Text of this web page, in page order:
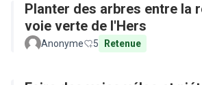
Planter des arbres entre la
voie verte de l'Hers
Anonyme 5 Retenue